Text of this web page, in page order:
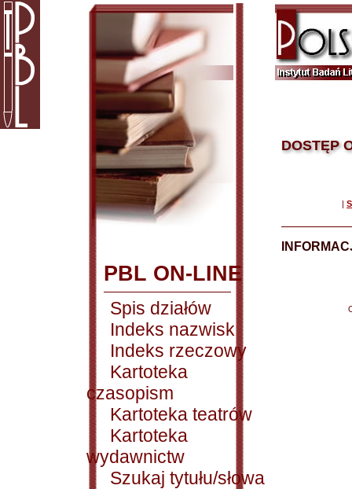
PBL ON-LINE
Spis działów
Indeks nazwisk
Indeks rzeczowy
Kartoteka
czasopism
Kartoteka teatrów
Kartoteka
wydawnictw
Szukaj tytułu/słowa
DOSTĘP
|